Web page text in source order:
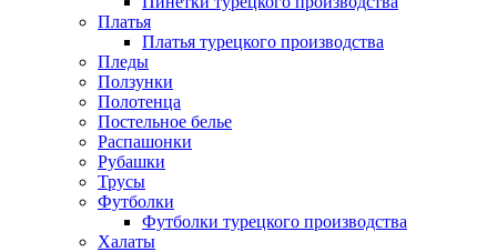
Платья
Платья турецкого производства
Пледы
Ползунки
Полотенца
Постельное белье
Распашонки
Рубашки
Трусы
Футболки
Футболки турецкого производства
Халаты